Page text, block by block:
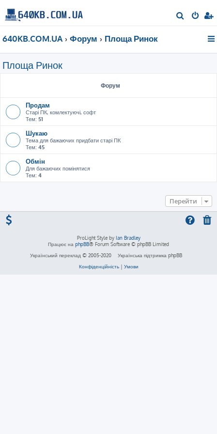
о
640KB.COM.UA Форум Площа Ринок
Площа Ринок
Форум
Продам
Старі ПК, комлектуючі, софт
Тем: 51
Шукаю
Тема для бажаючих придбати старі ПК
Тем: 45
Обмін
Для бажаючих помінятися
Тем: 4
Перейти
ProLight Style by Ian Bradley
Працює на phpBB® Forum Software © phpBB Limited
Український переклад © 2005-2020
Українська підтримка phpBB
Конфіденційність| Умови